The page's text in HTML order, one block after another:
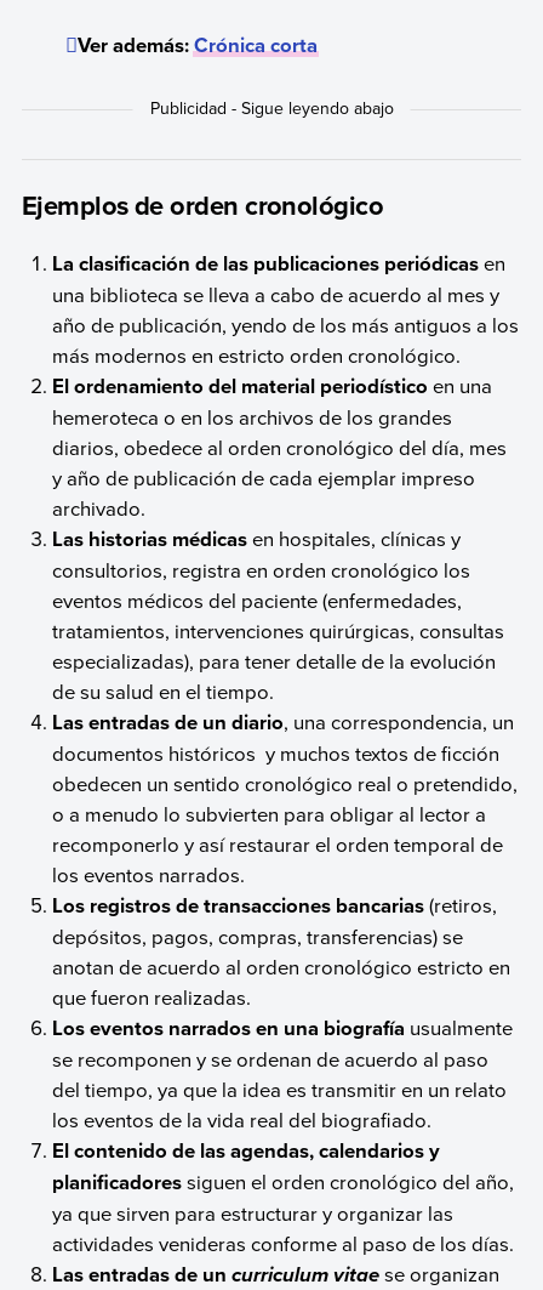
Ver además:Crónica corta
Ejemplos de orden cronológico
La clasificación de las publicaciones periódicasen
una biblioteca se lleva a cabo de acuerdo al mes y
año de publicación, yendo de los más antiguos a los
más modernos en estricto orden cronológico.
El ordenamiento del material periodístico en una
hemeroteca o en los archivos de los grandes
diarios, obedece al orden cronológico del día, mes
y año de publicación de cada ejemplar impreso
archivado.
Las historias médicasen hospitales, clínicas y
consultorios, registra en orden cronológico los
eventos médicos del paciente (enfermedades,
tratamientos, intervenciones quirúrgicas, consultas
especializadas), para tener detalle de la evolución
de su salud en el tiempo.
Las entradas de un diario, una correspondencia, un
documentos históricos y muchos textos de ficción
obedecen un sentido cronológico real o pretendido,
o a menudo lo subvierten para obligar al lector a
recomponerlo y así restaurar el orden temporal de
los eventos narrados.
Los registros de transacciones bancarias(retiros,
depósitos, pagos, compras, transferencias) se
anotan de acuerdo al orden cronológico estricto en
que fueron realizadas.
Los eventos narrados en una biografía usualmente
se recomponen y se ordenan de acuerdo al paso
del tiempo, ya que la idea es transmitir en un relato
los eventos de la vida real del biografiado.
El contenido de las agendas, calendarios y
planificadoressiguen el orden cronológico del año,
ya que sirven para estructurar y organizar las
actividades venideras conforme al paso de los días.
Las entradas de uncurriculum vitae se organizan